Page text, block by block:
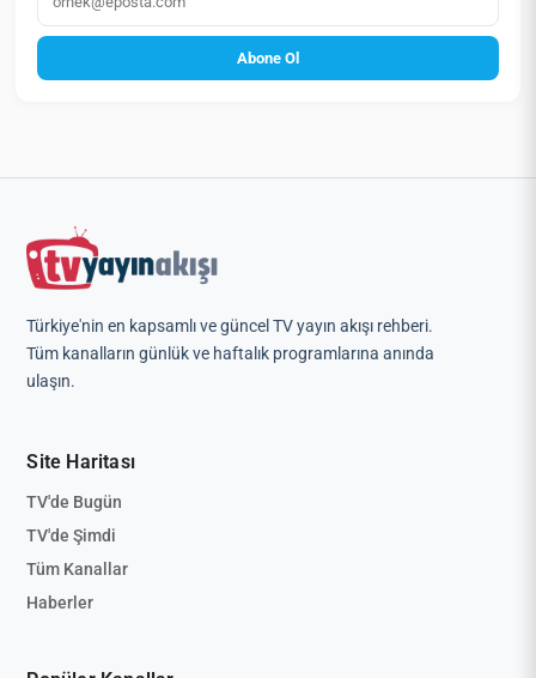
Abone Ol
Türkiye'nin en kapsamlı ve güncel TV yayın akışı rehberi.
Tüm kanalların günlük ve haftalık programlarına anında
ulaşın.
Site Haritası
TV'de Bugün
TV'de Şimdi
Tüm Kanallar
Haberler